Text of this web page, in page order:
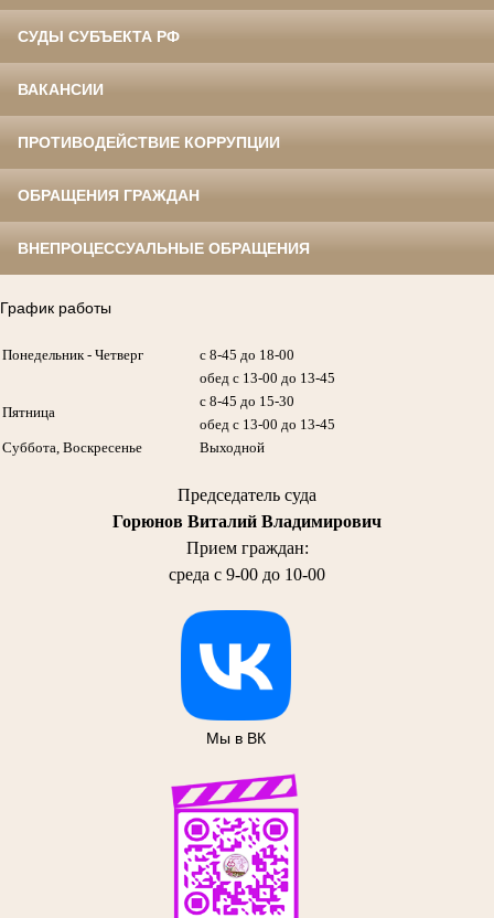
СУДЫ СУБЪЕКТА РФ
ВАКАНСИИ
ПРОТИВОДЕЙСТВИЕ КОРРУПЦИИ
ОБРАЩЕНИЯ ГРАЖДАН
ВНЕПРОЦЕССУАЛЬНЫЕ ОБРАЩЕНИЯ
График работы
Понедельник - Четверг
с 8-45 до 18-00
обед с 13-00 до 13-45
Пятница
с 8-45 до 15-30
обед с 13-00 до 13-45
Суббота, Воскресенье
Выходной
Председатель суда
Горюнов Виталий Владимирович
Прием граждан:
среда с 9-00 до 10-00
Мы в ВК